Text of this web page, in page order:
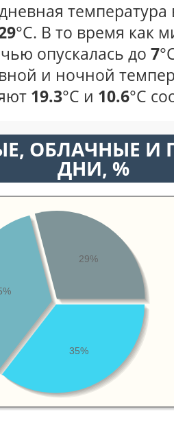
температура
°С. В то время как
опускалась до 7
и ночной
19.3°С и 10.6°С
ОБЛАЧНЫЕ И
ДНИ, %
35%
29%